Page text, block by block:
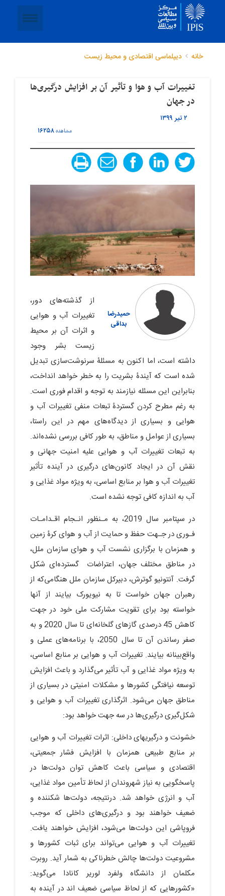
خانه دیپلماسی اقتصادی و محیط زیست
تغییرات آب و هوا و تأثیر آن بر افزایش درگیری‌ها
در جهان
۲ تیر ۱۳۹۹
مشاهده۱۶۲۵۸
حمیدرضا
بداقی
از گذشته‌های دور،
تغییرات آب و هوایی
و اثرات آن بر محیط
زیست بشر وجود
داشته است، اما اکنون به مسئلۀ سرنوشت‌سازی تبدیل
شده است که آیندۀ بشریت را به خطر خواهد انداخت،
بنابراین این مسئله نیازمند به توجه و اقدام فوری است.
به‏ رغم مطرح کردن گستردۀ تبعات منفی تغییرات آب و
هوایی و بسیاری از دیدگاه‌های مهم در این راستا،
بسیاری از عوامل و مناطق، به ‏طور کافی بررسی نشده‌اند.
به تبعات تغییرات آب و هوایی علیه امنیت جهانی و
نقش آن در ایجاد کانون‌های درگیری در آینده تأثیر
تغییرات آب و هوا بر منابع اساسی، به‏ ویژه مواد غذایی و
آب به اندازه کافی توجه نشده است.
در سپتامبر سال 2019، به مـنظور انـجام اقـدامـات
فـوری در جـهت حفظ و حمایت از آب و هوای کرۀ زمین
و هم‏زمان با برگزاری نشست آب و هوای سازمان ملل،
در مناطق مختلف جهان، اعتراضات گسترده‌ای شکل
گرفت. آنتونیو گوترش، دبیرکل سازمان ملل هنگامی‌که از
رهبران جهان خواست تا به نیویورک بیایند از آن‏ها
خواسته بود برای تقویت مشارکت ملی خود در جهت
کاهش 45 درصدی گازهای گلخانه‌ای تا سال 2020 و به
صفر رساندن آن تا سال 2050، با برنامه‌های عملی و
واقع‌بینانه بیایند. تغییرات آب و هوایی بر منابع اساسی،
به ‏ویژه مواد غذایی و آب تأثیر می‌گذارد و باعث افزایش
توسعه‏ نیافتگی کشورها و مشکلات امنیتی در بسیاری از
مناطق جهان می‌شود. اثرگذاری تغییرات آب و هوایی و
شکل‌گیری درگیری‌ها در سه جهت خواهد بود:
خشونت و درگیری‏های داخلی: اثرات تغییرات آب و هوایی
بر منابع طبیعی هم‏زمان با افزایش فشار جمعیتی،
اقتصادی و سیاسی باعث کاهش توان دولت‌ها در
پاسخ‏گویی به نیاز شهروندان از لحاظ تأمین مواد غذایی،
آب و انرژی خواهد شد. درنتیجه، دولت‌ها شکننده و
ضعیف خواهند بود و درگیری‌های داخلی که موجب
فروپاشی این دولت‌ها می‌شود، افزایش خواهند یافت.
تغییرات آب و هوایی می‌تواند برای ثبات کشورها و
مشروعیت دولت‌ها چالش خطرناکی به شمار آید. روبرت
مکلمان از دانشگاه ولفرد لوریر کانادا می‌گوید:
«کشورهایی که از لحاظ سیاسی ضعیف‏ اند در آینده به